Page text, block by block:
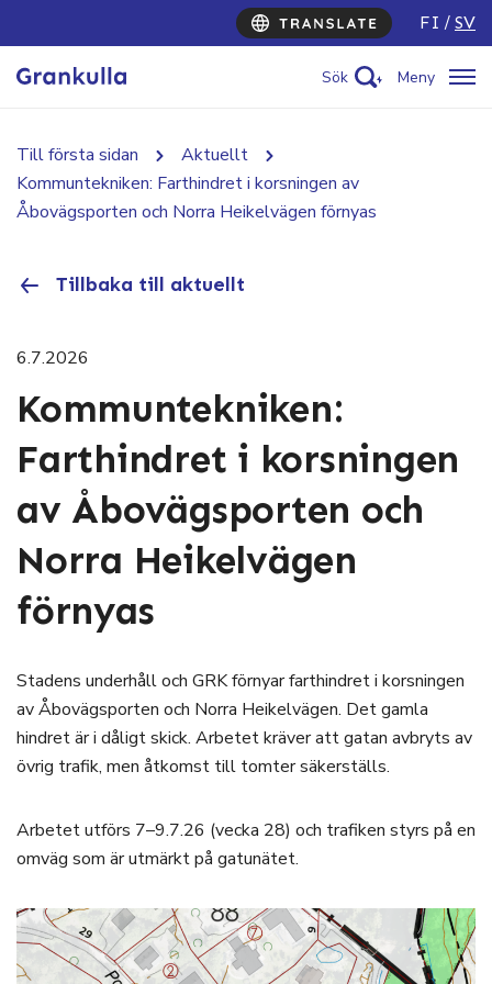
FI SV
Sök Meny
Till första sidan
Aktuellt
Kommuntekniken: Farthindret i korsningen av
Åbovägsporten och Norra Heikelvägen förnyas
Tillbaka till aktuellt
6.7.2026
Kommuntekniken:
Farthindret i korsningen
av Åbovägsporten och
Norra Heikelvägen
förnyas
Stadens underhåll och GRK förnyar farthindret i korsningen
av Åbovägsporten och Norra Heikelvägen. Det gamla
hindret är i dåligt skick. Arbetet kräver att gatan avbryts av
övrig trafik, men åtkomst till tomter säkerställs.
Arbetet utförs 7–9.7.26 (vecka 28) och trafiken styrs på en
omväg som är utmärkt på gatunätet.